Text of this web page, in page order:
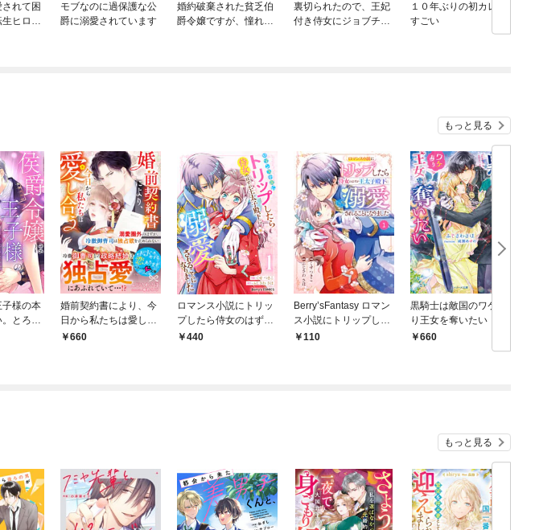
れて困
ヒロイ
モブなのに過保護な公
爵に溺愛されています
婚約破棄された貧乏伯
爵令嬢ですが、憧れの
裏切られたので、王妃
付き侍女にジョブチェ
１０年ぶりの初カレが
すごい
もっと見る
様の本
とろけ
夜。1
婚前契約書により、今
日から私たちは愛し合
う～溺愛圏外のはず
660
ロマンス小説にトリッ
プしたら侍女のはずが
王太子殿下に溺愛され
440
Berry’sFantasy ロマン
ス小説にトリップした
ら侍女のはずが王太子
110
黒騎士は敵国のワケあ
り王女を奪いたい
660
もっと見る